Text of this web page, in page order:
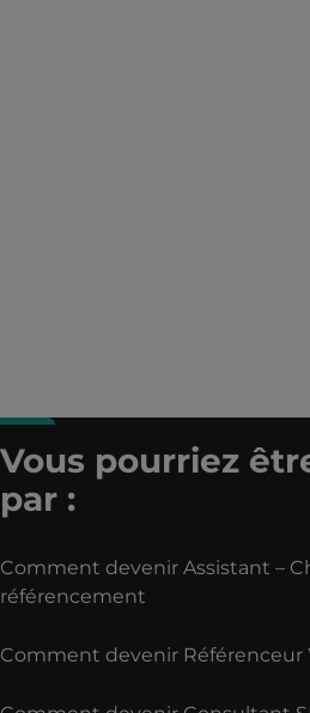
Vous pourriez
par :
Comment devenir Assistant –
référencement
Comment devenir Référenceur